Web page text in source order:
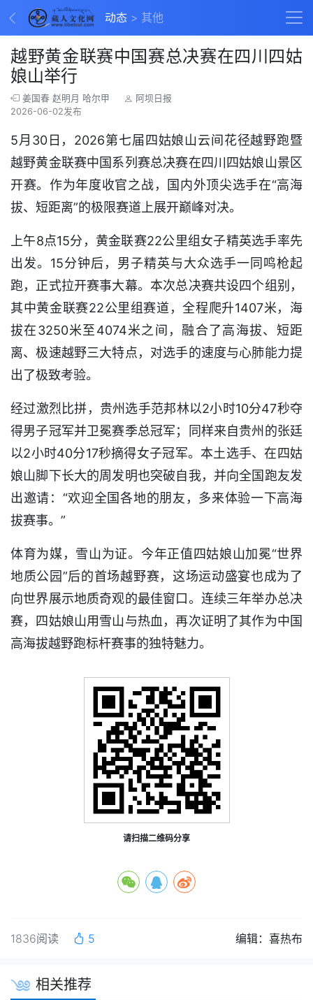
动态 其他
越野黄金联赛中国赛总决赛在四川四姑
娘山举行
姜国春 赵明月 哈尔甲
阿坝日报
2026-06-02发布
5月30日，2026第七届四姑娘山云间花径越野跑暨
越野黄金联赛中国系列赛总决赛在四川四姑娘山景区
开赛。作为年度收官之战，国内外顶尖选手在“高海
拔、短距离”的极限赛道上展开巅峰对决。
上午8点15分，黄金联赛22公里组女子精英选手率先
出发。15分钟后，男子精英与大众选手一同鸣枪起
跑，正式拉开赛事大幕。本次总决赛共设四个组别，
其中黄金联赛22公里组赛道，全程爬升1407米，海
拔在3250米至4074米之间，融合了高海拔、短距
离、极速越野三大特点，对选手的速度与心肺能力提
出了极致考验。
经过激烈比拼，贵州选手范邦林以2小时10分47秒夺
得男子冠军并卫冕赛季总冠军；同样来自贵州的张廷
以2小时40分17秒摘得女子冠军。本土选手、在四姑
娘山脚下长大的周发明也突破自我，并向全国跑友发
出邀请：“欢迎全国各地的朋友，多来体验一下高海
拔赛事。”
体育为媒，雪山为证。今年正值四姑娘山加冕“世界
地质公园”后的首场越野赛，这场运动盛宴也成为了
向世界展示地质奇观的最佳窗口。连续三年举办总决
赛，四姑娘山用雪山与热血，再次证明了其作为中国
高海拔越野跑标杆赛事的独特魅力。
请扫描二维码分享
1836阅读 5 编辑：喜热布
相关推荐